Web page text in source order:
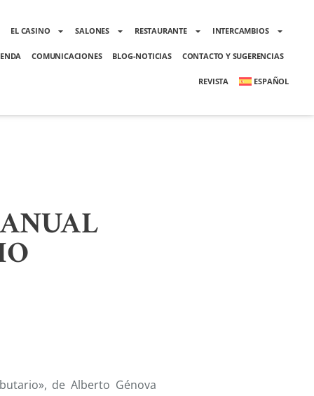
EL CASINO SALONES RESTAURANTE INTERCAMBIOS
COMUNICACIONES BLOG-NOTICIAS CONTACTO Y SUGERENCIAS
REVISTA ESPAÑOL
de Alberto Génova